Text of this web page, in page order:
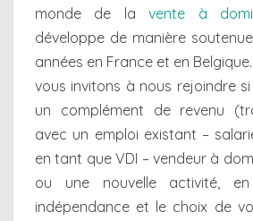
monde de lavente à
développe de manière
années en France et en
vous invitons à nous rejoindre
un complément de revenu
avec un emploi existant –
en tant que VDI – vendeur à
ou une nouvelle activité,
indépendance et le choix de